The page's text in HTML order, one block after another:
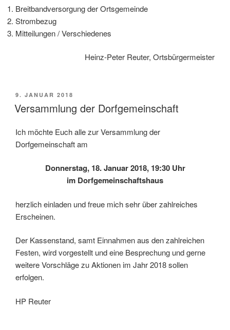
Breitbandversorgung der Ortsgemeinde
Strombezug
Mitteilungen / Verschiedenes
Heinz-Peter Reuter, Ortsbürgermeister
VERÖFFENTLICHT
AM
9. JANUAR 2018
Versammlung der Dorfgemeinschaft
Ich möchte Euch alle zur Versammlung der
Dorfgemeinschaft am
Donnerstag, 18. Januar 2018, 19:30 Uhr
im Dorfgemeinschaftshaus
herzlich einladen und freue mich sehr über zahlreiches
Erscheinen.
Der Kassenstand, samt Einnahmen aus den zahlreichen
Festen, wird vorgestellt und eine Besprechung und gerne
weitere Vorschläge zu Aktionen im Jahr 2018 sollen
erfolgen.
HP Reuter